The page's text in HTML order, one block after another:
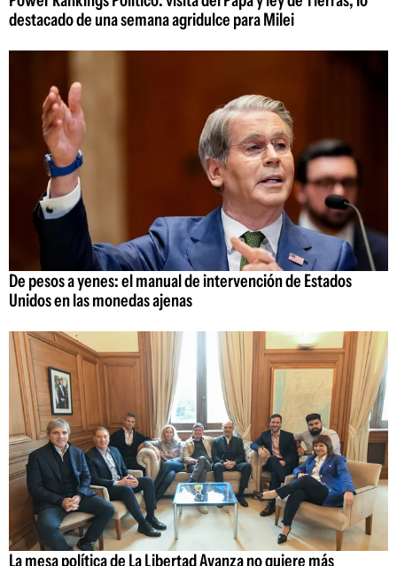
destacado de una semana agridulce para Milei
De pesos a yenes: el manual de intervención de Estados
Unidos en las monedas ajenas
La mesa política de La Libertad Avanza no quiere más